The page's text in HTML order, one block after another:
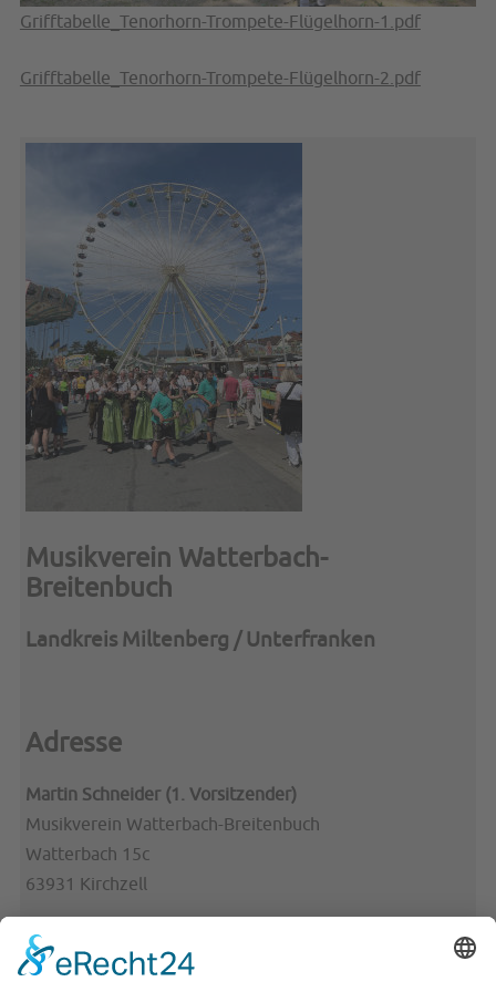
Grifftabelle_Tenorhorn-Trompete-Flügelhorn-1.pdf
Grifftabelle_Tenorhorn-Trompete-Flügelhorn-2.pdf
Musikverein Watterbach-
Breitenbuch
Landkreis Miltenberg / Unterfranken
Adresse
Martin Schneider (1. Vorsitzender)
Musikverein Watterbach-Breitenbuch
Watterbach 15c
63931 Kirchzell
Telefon: 09373/3852
Telefax: 09373/ 204177